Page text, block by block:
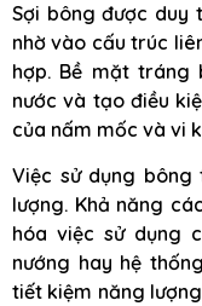
Sợi bông được duy
nhờ vào cấu trúc
hợp. Bề mặt tráng
nước và tạo điều
của nấm mốc và vi
Việc sử dụng
lượng. Khả năng
hóa việc sử dụng
nướng hay hệ
tiết kiệm năng